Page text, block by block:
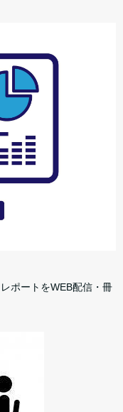
ポートをWEB配信・冊